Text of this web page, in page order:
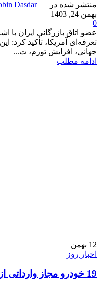
منتشر شده در
Dasdar
بهمن 24, 1403
0
عضو اتاق بازرگانی ایران با
تعرفه‌ای آمریکا، تأکید
جهانی، افزایش تورم، ت...
ادامه مطلب
12 بهمن
اخبار روز
19 خودرو مجاز وارداتی از مناطق آزاد به سرزمین اصلی